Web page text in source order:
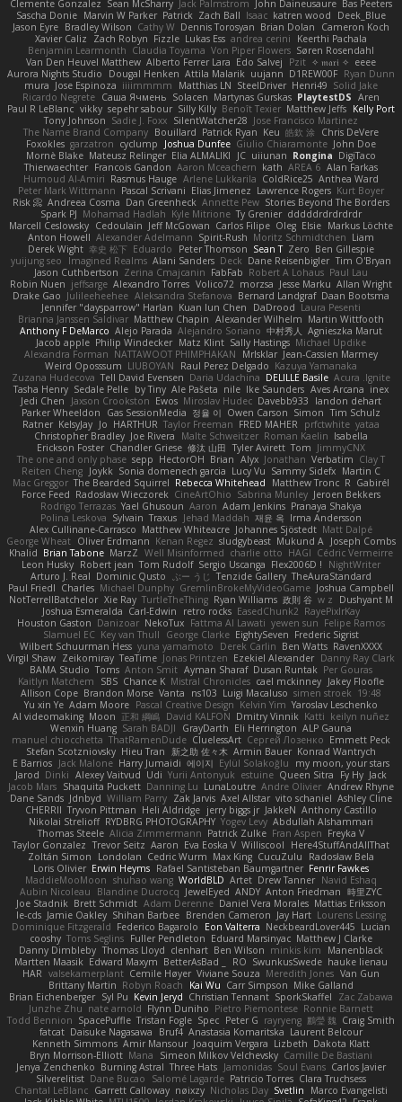
Clemente Gonzalez Sean McSharry Jack Palmstrom John Daineusaure Bas Peeters
Sascha Donie Marvin W Parker Patrick Zach Ball Isaac katren wood
Deek_Blue
Jason Eyre Bradley Wilson Cathy W Dennis Torosyan Brian Dolan
Cameron Koch
Xavier Caliz
Zach Robyn Fizzle Lukas Ess andrea cerini
Keerthi Pachala
Benjamin Learmonth Claudia Toyama Von Piper Flowers Søren Rosendahl
Van Den Heuvel Matthew Alberto Ferrer Lara Edo Salvej Pzit ✧ 𝔪𝔞𝔯𝔦 ✧ eeee
Aurora Nights Studio
Dougal Henken Attila Malarik uujann D1REW00F Ryan Dunn
mura Jose Espinoza iiiimmmm Matthias LN SteelDriver Henri49 Solid Jake
Ricardo Negrete Саша Ячмень Solacen Martynas Gurskas PlaytestDS Aren
Paul R LeBlanc vikky sepehr sabour Silly Killy Benoît Texier Matthew Jeffs Kelly Port
Tony Johnson Sadie J. Foxx SilentWatcher28 Jose Francisco Martinez
The Name Brand Company Bouillard Patrick Ryan Keu 皓欽 涂 Chris DeVere
Foxokles garzatron cyclump Joshua Dunfee Giulio Chiaramonte John Doe
Mornè Blake Mateusz Relinger Elia ALMALIKI JC uiiunan Rongina DigiTaco
Thierwaechter Francois Gandon Aaron Mceachern kath AREA 6 Alan Farkas
Humoud Al-Amiri Rasmus Hauge Arlene Lukkarila ColdRice25 Anthea Ward
Peter Mark Wittmann Pascal Scrivani Elias Jimenez Lawrence Rogers Kurt Boyer
Risk 📀 Andreea Cosma Dan Greenheck Annette Pew Stories Beyond The Borders
Spark PJ Mohamad Hadlah Kyle Mitrione Ty Grenier dddddrdrdrdrdr
Marcell Ceslowsky Cedoulain Jeff McGowan Carlos Filipe Oleg Elsie Markus Löchte
Anton Howell Alexander Adelmann Spirit-Rush Moritz Schmidtchen Liam
Derek Wight 幸史 松下 Eduardo Peter Thomson Sean T Zero Ben Gillespie
yuijung seo
Imagined Realms Alani Sanders Deck Dane Reisenbigler Tim O'Bryan
Jason Cuthbertson Zerina Cmajcanin FabFab Robert A Lohaus Paul Lau
Robin Nuen jeffsarge Alexandro Torres Volico72 morzsa Jesse Marku Allan Wright
Drake Gao Julileeheehee Aleksandra Stefanova Bernard Landgraf Daan Bootsma
Jennifer "daysparrow" Harlan Kuan lun Chen DaDrood Laura Pesenti
Brianna Janssen Saldivar Matthew Chapin Alexander Wilhelm Martin Wittfooth
Anthony F DeMarco Alejo Parada Alejandro Soriano 中村秀人
Agnieszka Marut
Jacob apple Philip Windecker Matz Klint Sally Hastings Michael Updike
Alexandra Forman NATTAWOOT PHIMPHAKAN MrIsklar Jean-Cassien Marmey
Weird Oposssum LIUBOYAN Raul Perez Delgado Kazuya Yamanaka
Zuzana Hudecova Tell David Evensen Daria Udachina DELILLE Basile Acura .Ignite
Tasha Henry Sedale Pelle by Tiny Ale Pašeta nile Ike Saunders Aves Arcana inex
Jedi Chen
Jaxson Crookston Ewos Miroslav Hudec Davebb933
landon dehart
Parker Wheeldon
Gas SessionMedia 정율 이 Owen Carson Simon Tim Schulz
Ratner KelsyJay Jo HARTHUR Taylor Freeman FRED MAHER prfctwhite yataa
Christopher Bradley Joe Rivera Malte Schweitzer Roman Kaelin Isabella
Erickson Foster Chandler Griese 修汰 山田 Tyler Avirett Tom JimmyCNX
The one and only phase sepp HectorOH Brian Alyx Jonathan Verbatim Clay T
Reiten Cheng Joykk Sonia domenech garcia Lucy Vu Sammy Sidefx Martin C
Mac Greggor The Bearded Squirrel Rebecca Whitehead Matthew Tronc R Gabirél
Force Feed Radosław Wieczorek CineArtOhio Sabrina Munley Jeroen Bekkers
Rodrigo Terrazas Yael Ghusoun Aaron Adam Jenkins Pranaya Shakya
Polina Leskova Sylvain Traxus Jehad Maddah 재윤 옥 Irma Andersson
Alex Cullinane-Carrasco Matthew Whiteacre Johannes Sjöstedt Matt Dalpé
George Wheat Oliver Erdmann Kenan Regez sludgybeast Mukund A Joseph Combs
Khalid Brian Tabone MarzZ Well Misinformed charlie otto HAGI Cédric Vermeirre
Leon Husky Robert jean Tom Rudolf Sergio Uscanga Flex2006D !
NightWriter
Arturo J. Real Dominic Qusto ぶー うじ Tenzide Gallery TheAuraStandard
Paul Friedl Charles Michael Dunphy GremlinBrokeMyVideoGame Joshua Campbell
NotTerrellBatchelor Xie Ray TurtleTheThing Ryan Williams 政則 谷 w z
Dushyant M
Joshua Esmeralda Carl-Edwin retro rocks EasedChunk2 RayePixlrKay
Houston Gaston Danizoar NekoTux Fattma Al Lawati yewen sun Felipe Ramos
Slamuel EC Key van Thull George Clarke EightySeven Frederic Sigrist
Wilbert Schuurman Hess yuna yamamoto Derek Carlin Ben Watts RavenXXXX
Virgil Shaw Zeikomiray TeaTime Jonas Printzen Ezekiel Alexander Danny Ray Clark
BAMA Studio Toms Anton Smit Ayman Sharaf Dusan Runtak Per Gouras
Kaitlyn Matchem
SBS Chance K Mistral Chronicles cael mckinney Jakey Floofle
Allison Cope Brandon Morse Vanta ns103 Luigi Macaluso simen stroek 19:48
Yu xin Ye Adam Moore Pascal Creative Design Kelvin Yim Yaroslav Leschenko
AI videomaking Moon 正和 綱嶋 David KALFON Dmitry Vinnik Katti keilyn nuñez
Wenxin Huang Sarah BADJI GrayDarth Eli Herrington ALP Gauna
manuel chiocchetta ThatRamenDude CluelessArt Cергей Лозенко Emmett Peck
Stefan Scotzniovsky Hieu Tran 新之助 佐々木 Armin Bauer Konrad Wantrych
E Barrios Jack Malone Harry Jumaidi 에이지 Eylül Solakoğlu
my moon, your stars
Jarod Dinki Alexey Vaitvud Udi Yurii Antonyuk estuine Queen Sitra Fy Hy Jack
Jacob Mars Shaquita Puckett Danning Lu LunaLoutre Andre Olivier Andrew Rhyne
Dane Sands Jdnbyd William Parry Zak Jarvis Axel Allstar vito schaniel Ashley Cline
CHERRII Tryvon Pittman Heli Aldridge jerry biggs jr JakkeN Anthony Castillo
Nikolai Strelioff RYDBRG PHOTOGRAPHY Yogev Levy Abdullah Alshammari
Thomas Steele Alicia Zimmermann Patrick Zulke Fran Aspen Freyka V
Taylor Gonzalez Trevor Seitz Aaron Eva Eoska V Williscool
Here4StuffAndAllThat
Zoltán Simon
Londolan Cedric Wurm Max King CucuZulu
Radosław Bela
Loris Olivier Erwin Heyms Rafael Santisteban Baumgartner Fenrir Fawkes
MaddieMooMoon shuhao wang WorldBLD Artet Drew Tanner Navid Eshaq
Aubin Nicoleau
Blandine Ducrocq JewelEyed ANDY Anton Friedman 時里ZYC
Joe Stadnik Brett Schmidt Adam Derenne Daniel Vera Morales Mattias Eriksson
le-cds Jamie Oakley Shihan Barbee Brenden Cameron Jay Hart Lourens Lessing
Dominique Fitzgerald Federico Bagarolo Eon Valterra NeckbeardLover445 Lucian
cooshy Toms Seglins Fuller Pendleton Eduard Marsinyac Matthew J Clarke
Danny Dimbleby Thomas Lloyd clenhart Ben Wilson minkis kim
Manenblack
Martten Maasik Edward Maxym BetterAsBad _ RO SwunkusSwede hauke lienau
HAR valsekamerplant Cemile Høyer Viviane Souza Meredith Jones Van Gun
Brittany Martin Robyn Roach Kai Wu Carr Simpson Mike Galland
Brian Eichenberger Syl Pu Kevin Jeryd Christian Tennant SporkSkaffel
Zac Zabawa
Junzhe Zhu nate arnold Flynn Duniho Pietro Piemontese Ronnie Barnett
Todd Bennion SpacePuffle Tristan Fogle Spec Peter G rayryeng 鸝瑩 魏 Craig Smith
fatcat Daisuke Nagasawa Bruf4 Anastasia Komaritska Laurent Belcour
Kenneth Simmons Amir Mansour Joaquim Vergara Lizbeth Dakota Klatt
Bryn Morrison-Elliott Mana Simeon Milkov Velchevsky Camille De Bastiani
Jenya Zenchenko Burning Astral Three Hats Jamonidas Soul Evans Carlos Javier
Silverelitist Dane Bucao Salomé Lagarde Patricio Torres Clara Truchsess
Chantal LeBlanc Garrett Calloway nøixzy Nicholas Day Svetlin
Marco Evangelisti